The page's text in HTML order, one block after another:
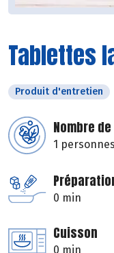
Tablettes
Produit d'entretien
Nombre
1 personnes
0 min
Cuisson
0 min